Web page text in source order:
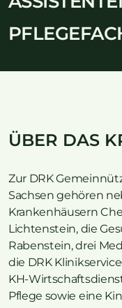
ÜBER DAS
Zur DRK
Sachsen gehören
Krankenhäusern
Lichtenstein, die
Rabenstein, drei
die DRK
KH-
Pflege sowie eine